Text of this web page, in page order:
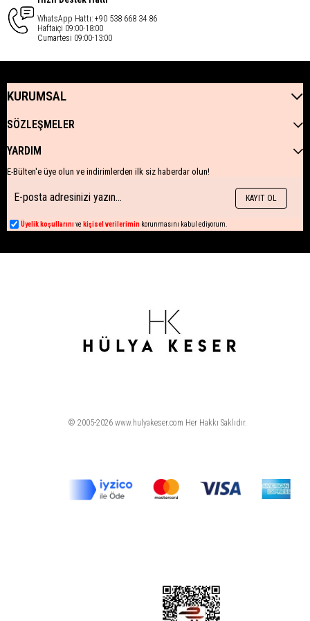
WhatsApp Hattı: +90 538 668 34 86
Haftaiçi 09:00-18:00
Cumartesi 09:00-13:00
KURUMSAL
SÖZLEŞMELER
YARDIM
E-Bülten'e üye olun ve indirimlerden ilk siz haberdar olun!
KAYIT OL
Üyelik koşullarını ve kişisel verilerimin korunmasını kabul ediyorum.
© 2005-2026 www.hulyakeser.com Her Hakkı Saklıdır.